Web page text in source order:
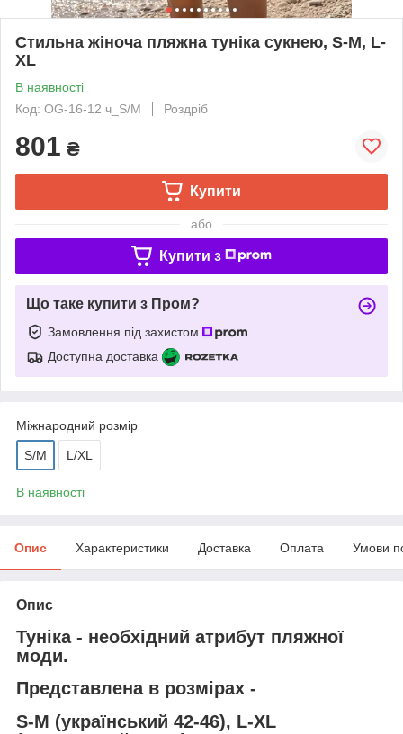
Стильна жіноча пляжна туніка сукнею, S-M, L-
XL
В наявності
Код: OG-16-12 ч_S/M
Роздріб
801 ₴
Купити
або
Купити з
Що таке купити з Пром?
Замовлення під захистом
Доступна доставка
Міжнародний розмір
S/M L/XL
В наявності
Опис Характеристики Доставка Оплата Умови
Опис
Туніка - необхідний атрибут пляжної
моди.
Представлена в розмірах -
S-M (український 42-46), L-XL